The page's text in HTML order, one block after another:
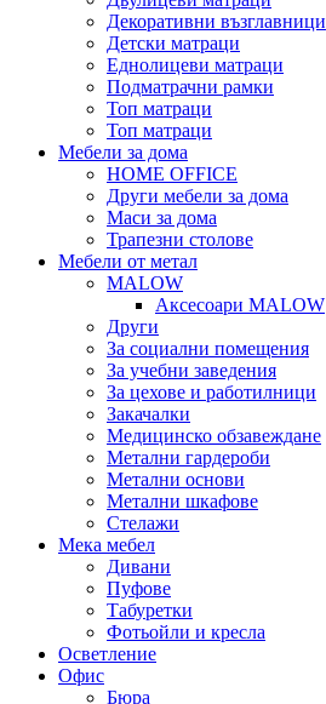
Декоративни възглавници
Детски матраци
Еднолицеви матраци
Подматрачни рамки
Топ матраци
Топ матраци
Мебели за дома
HOME OFFICE
Други мебели за дома
Маси за дома
Трапезни столове
Мебели от метал
MALOW
Аксесоари MALOW
Други
За социални помещения
За учебни заведения
За цехове и работилници
Закачалки
Медицинско обзавеждане
Метални гардероби
Метални основи
Метални шкафове
Стелажи
Мека мебел
Дивани
Пуфове
Табуретки
Фотьойли и кресла
Осветление
Офис
Бюра